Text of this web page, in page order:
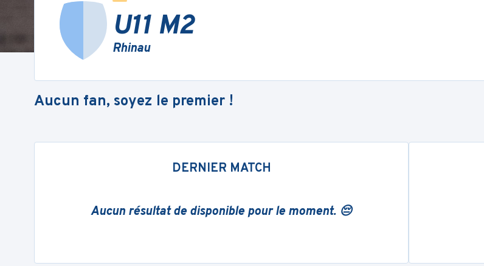
U11 M2
Rhinau
Aucun fan, soyez le premier !
DERNIER MATCH
Aucun résultat de disponible pour le moment. 😔